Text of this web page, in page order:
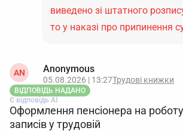
виведено зі штатного
то у наказі про припинення
AN Anonymous
05.08.2026 | 13:27Трудові книжки
ВІДПОВІДЬ НАДАНО
Є відповідь АІ
Оформлення пенсіонера на
записів у трудовій